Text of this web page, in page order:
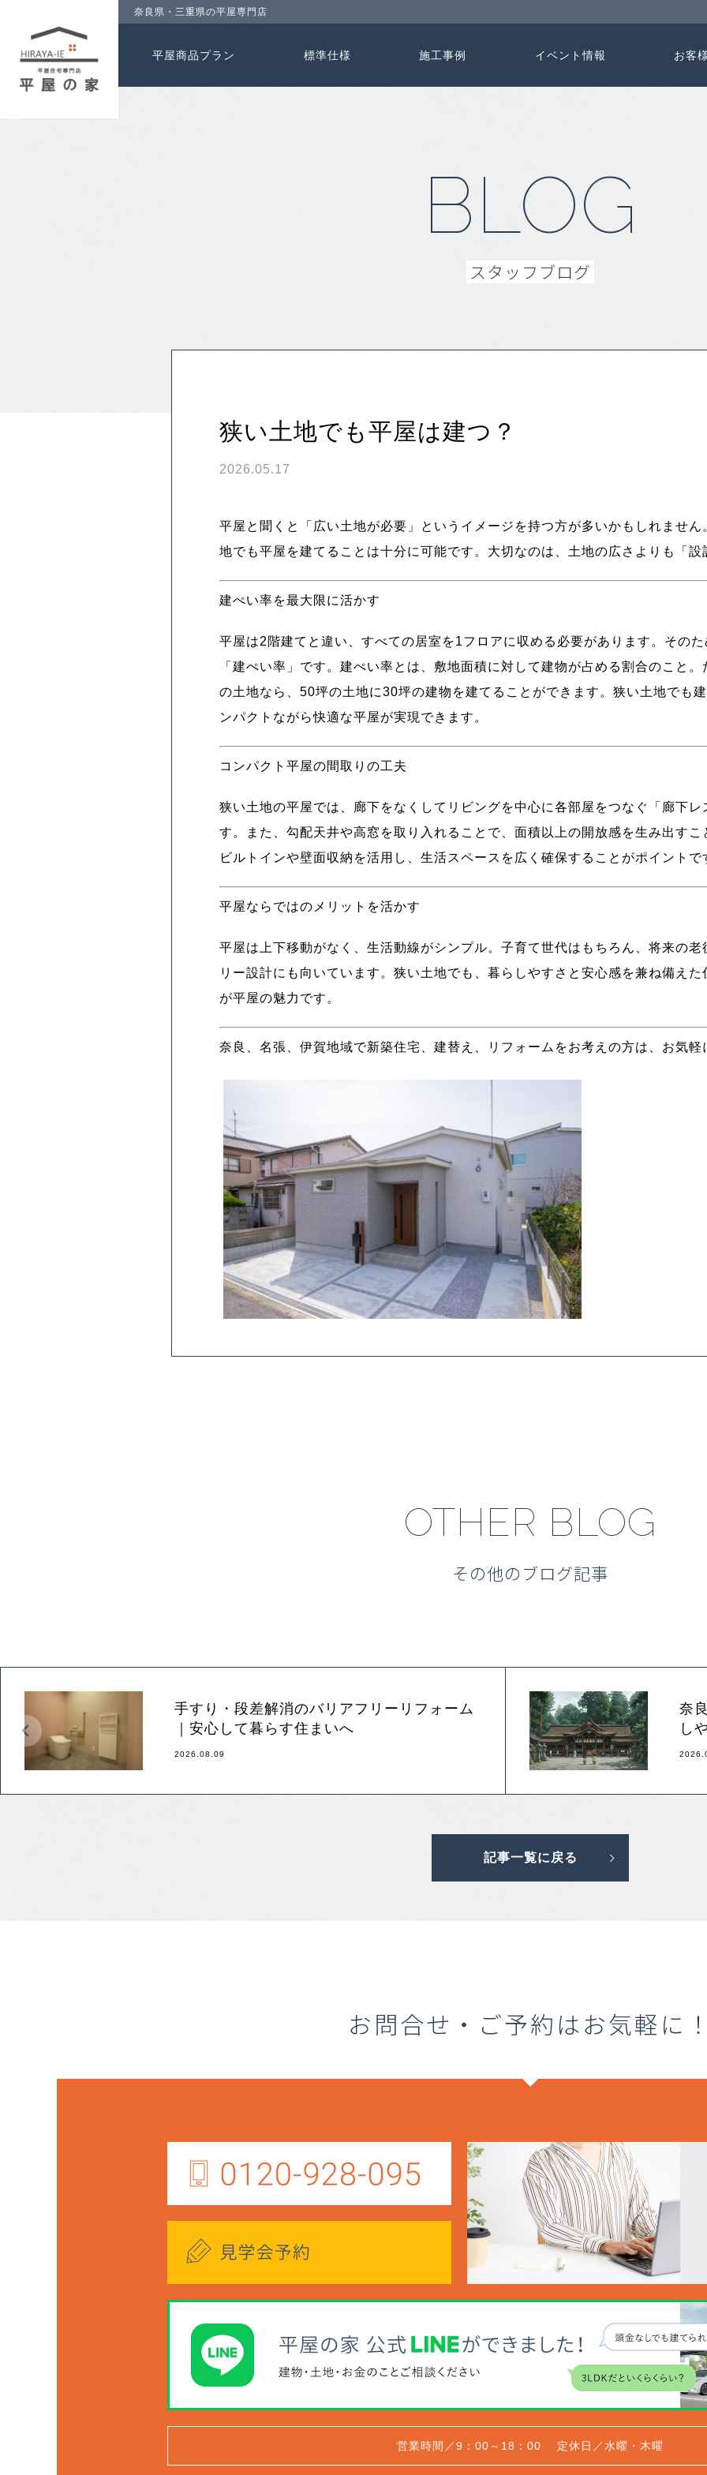
奈良県・三重県の平屋専門店
平屋商品プラン 標準仕様 施工事例 イベント情報 お客
BLOG
スタッフブログ
狭い土地でも平屋は建つ？
2026.05.17
平屋と聞くと「広い土地が必要」というイメージを持つ方が多いかもしれませ
地でも平屋を建てることは十分に可能です。大切なのは、土地の広さよりも「設
建ぺい率を最大限に活かす
平屋は2階建てと違い、すべての居室を1フロアに収める必要があります。その
「建ぺい率」です。建ぺい率とは、敷地面積に対して建物が占める割合のこと
の土地なら、50坪の土地に30坪の建物を建てることができます。狭い土地でも
ンパクトながら快適な平屋が実現できます。
コンパクト平屋の間取りの工夫
狭い土地の平屋では、廊下をなくしてリビングを中心に各部屋をつなぐ「廊下
す。また、勾配天井や高窓を取り入れることで、面積以上の開放感を生み出す
ビルトインや壁面収納を活用し、生活スペースを広く確保することがポイントで
平屋ならではのメリットを活かす
平屋は上下移動がなく、生活動線がシンプル。子育て世代はもちろん、将来の
リー設計にも向いています。狭い土地でも、暮らしやすさと安心感を兼ね備え
が平屋の魅力です。
奈良、名張、伊賀地域で新築住宅、建替え、リフォームをお考えの方は、お気
OTHER BLOG
その他のブログ記事
手すり・段差解消のバリアフリーリフォーム
｜安心して暮らす住まいへ
2026.08.09
奈
し
記事一覧に戻る
お問合せ・ご予約はお気軽に
営業時間／9：00～18：00 定休日／水曜・木曜